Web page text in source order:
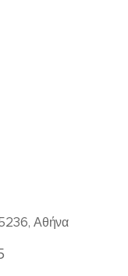
Αθήνα